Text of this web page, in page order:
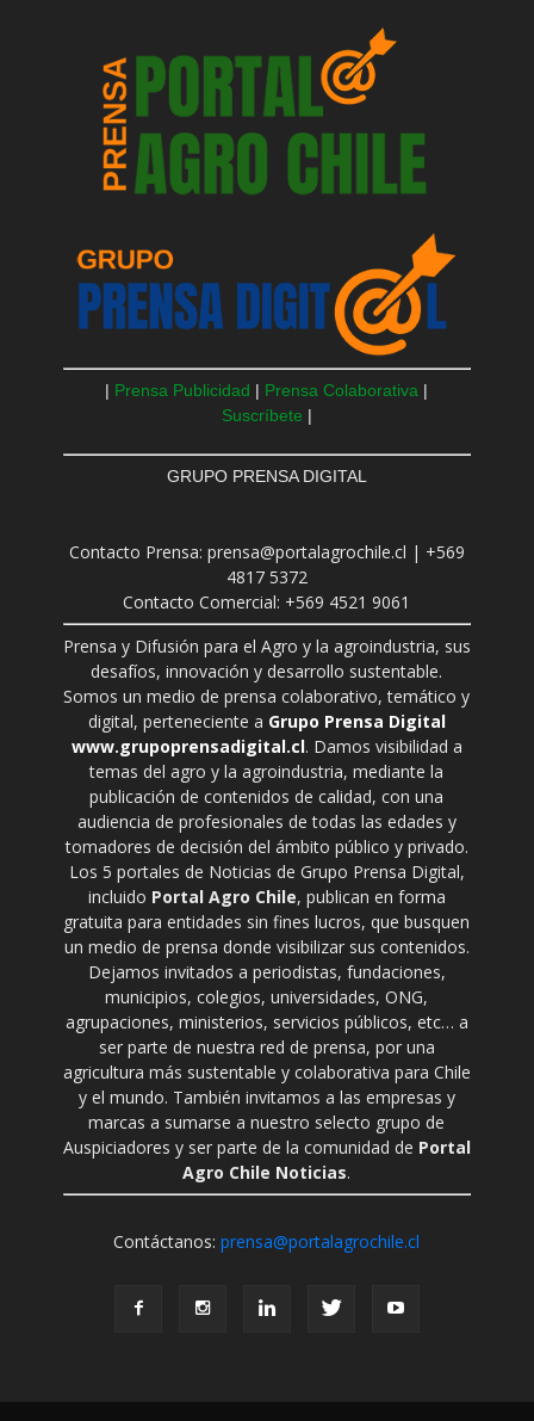
| Prensa Publicidad | Prensa Colaborativa |
Suscríbete |
GRUPO PRENSA DIGITAL
Contacto Prensa: prensa@portalagrochile.cl | +569
4817 5372
Contacto Comercial: +569 4521 9061
Prensa y Difusión para el Agro y la agroindustria, sus
desafíos, innovación y desarrollo sustentable.
Somos un medio de prensa colaborativo, temático y
digital, perteneciente a Grupo Prensa Digital
www.grupoprensadigital.cl. Damos visibilidad a
temas del agro y la agroindustria, mediante la
publicación de contenidos de calidad, con una
audiencia de profesionales de todas las edades y
tomadores de decisión del ámbito público y privado.
Los 5 portales de Noticias de Grupo Prensa Digital,
incluido Portal Agro Chile, publican en forma
gratuita para entidades sin fines lucros, que busquen
un medio de prensa donde visibilizar sus contenidos.
Dejamos invitados a periodistas, fundaciones,
municipios, colegios, universidades, ONG,
agrupaciones, ministerios, servicios públicos, etc… a
ser parte de nuestra red de prensa, por una
agricultura más sustentable y colaborativa para Chile
y el mundo. También invitamos a las empresas y
marcas a sumarse a nuestro selecto grupo de
Auspiciadores y ser parte de la comunidad de Portal
Agro Chile Noticias.
Contáctanos:prensa@portalagrochile.cl